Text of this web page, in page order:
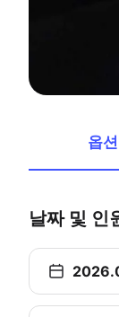
옵
날짜 및 인